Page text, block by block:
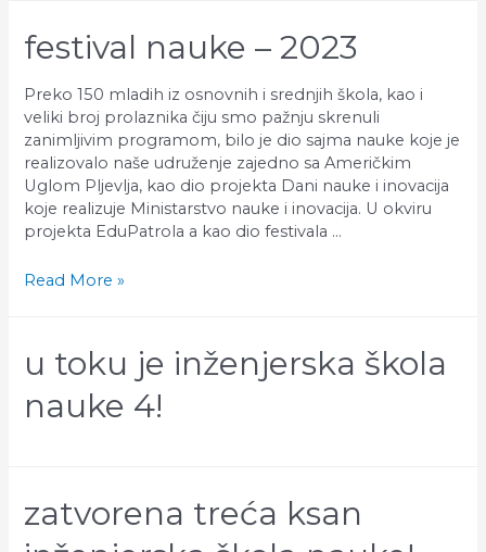
festival nauke – 2023
Preko 150 mladih iz osnovnih i srednjih škola, kao i
veliki broj prolaznika čiju smo pažnju skrenuli
zanimljivim programom, bilo je dio sajma nauke koje je
realizovalo naše udruženje zajedno sa Američkim
Uglom Pljevlja, kao dio projekta Dani nauke i inovacija
koje realizuje Ministarstvo nauke i inovacija. U okviru
projekta EduPatrola a kao dio festivala …
Festival
Read More »
u toku je inženjerska škola
nauke 4!
zatvorena treća ksan